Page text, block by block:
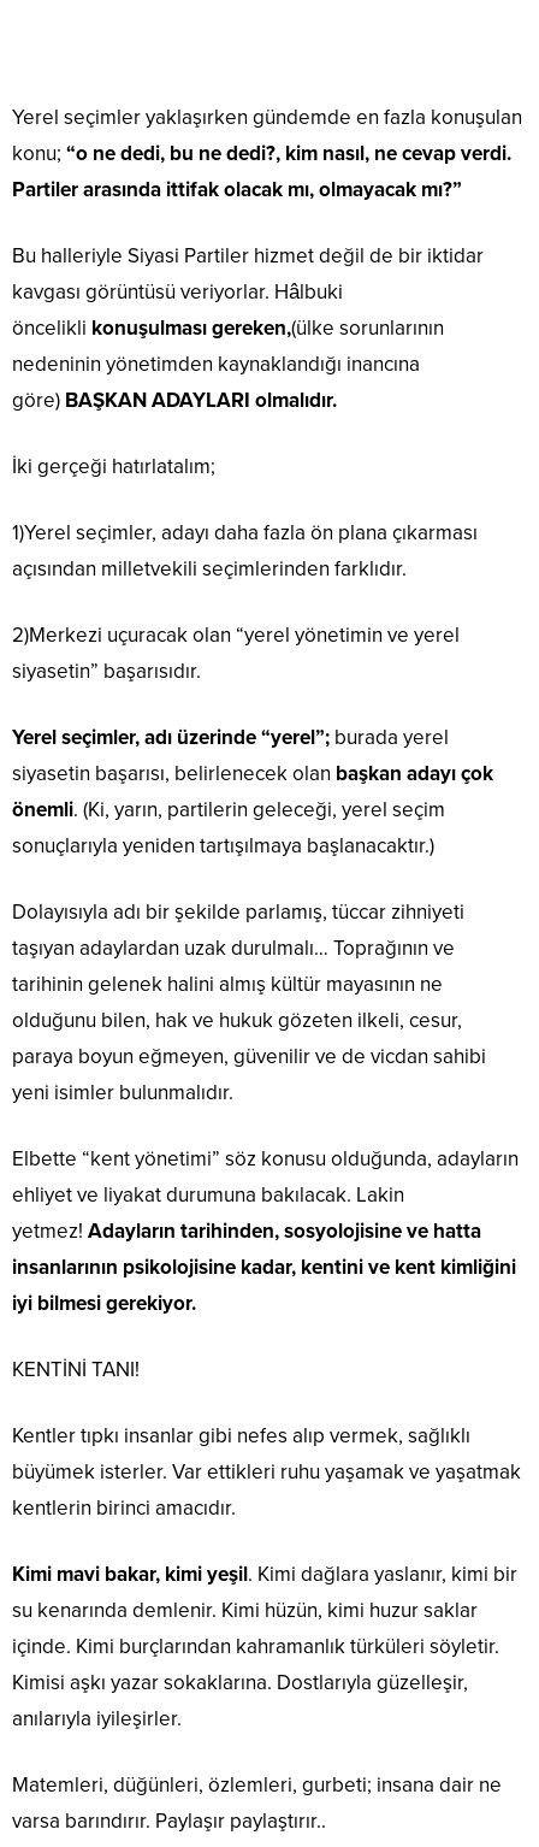
Yerel seçimler yaklaşırken gündemde en fazla konuşulan
konu; “o ne dedi, bu ne dedi?, kim nasıl, ne cevap verdi.
Partiler arasında ittifak olacak mı, olmayacak mı?”
Bu halleriyle Siyasi Partiler hizmet değil de bir iktidar
kavgası görüntüsü veriyorlar. Hâlbuki
öncelikli konuşulması gereken,(ülke sorunlarının
nedeninin yönetimden kaynaklandığı inancına
göre) BAŞKAN ADAYLARI olmalıdır.
İki gerçeği hatırlatalım;
1)Yerel seçimler, adayı daha fazla ön plana çıkarması
açısından milletvekili seçimlerinden farklıdır.
2)Merkezi uçuracak olan “yerel yönetimin ve yerel
siyasetin” başarısıdır.
Yerel seçimler, adı üzerinde “yerel”; burada yerel
siyasetin başarısı, belirlenecek olan başkan adayı çok
önemli. (Ki, yarın, partilerin geleceği, yerel seçim
sonuçlarıyla yeniden tartışılmaya başlanacaktır.)
Dolayısıyla adı bir şekilde parlamış, tüccar zihniyeti
taşıyan adaylardan uzak durulmalı… Toprağının ve
tarihinin gelenek halini almış kültür mayasının ne
olduğunu bilen, hak ve hukuk gözeten ilkeli, cesur,
paraya boyun eğmeyen, güvenilir ve de vicdan sahibi
yeni isimler bulunmalıdır.
Elbette “kent yönetimi” söz konusu olduğunda, adayların
ehliyet ve liyakat durumuna bakılacak. Lakin
yetmez! Adayların tarihinden, sosyolojisine ve hatta
insanlarının psikolojisine kadar, kentini ve kent kimliğini
iyi bilmesi gerekiyor.
KENTİNİ TANI!
Kentler tıpkı insanlar gibi nefes alıp vermek, sağlıklı
büyümek isterler. Var ettikleri ruhu yaşamak ve yaşatmak
kentlerin birinci amacıdır.
Kimi mavi bakar, kimi yeşil. Kimi dağlara yaslanır, kimi bir
su kenarında demlenir. Kimi hüzün, kimi huzur saklar
içinde. Kimi burçlarından kahramanlık türküleri söyletir.
Kimisi aşkı yazar sokaklarına. Dostlarıyla güzelleşir,
anılarıyla iyileşirler.
Matemleri, düğünleri, özlemleri, gurbeti; insana dair ne
varsa barındırır. Paylaşır paylaştırır..